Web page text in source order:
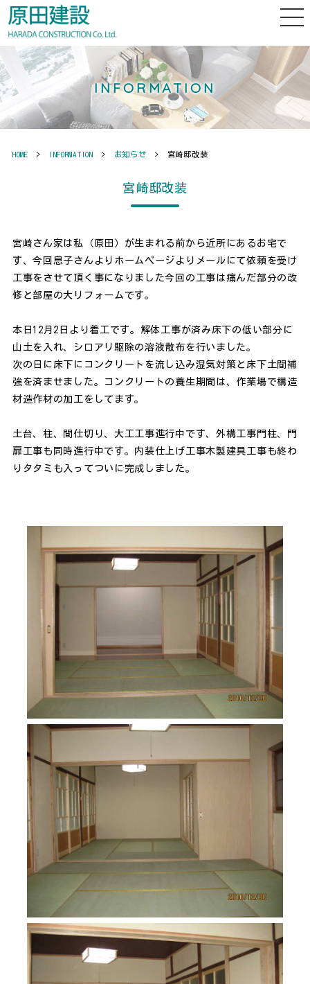
INFORMATION
HOME > INFORMATION > お知らせ > 宮崎邸改装
宮崎邸改装
宮崎さん家は私（原田）が生まれる前から近所にあるお宅で
す、今回息子さんよりホームページよりメールにて依頼を受け
工事をさせて頂く事になりました今回の工事は痛んだ部分の改
修と部屋の大リフォームです。
本日12月2日より着工です。解体工事が済み床下の低い部分に
山土を入れ、シロアリ駆除の溶液散布を行いました。
次の日に床下にコンクリートを流し込み湿気対策と床下土間補
強を済ませました。コンクリートの養生期間は、作業場で構造
材造作材の加工をしてます。
土台、柱、間仕切り、大工工事進行中です、外構工事門柱、門
扉工事も同時進行中です。内装仕上げ工事木製建具工事も終わ
りタタミも入ってついに完成しました。